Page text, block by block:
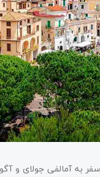
سفر به آمالفی جولای